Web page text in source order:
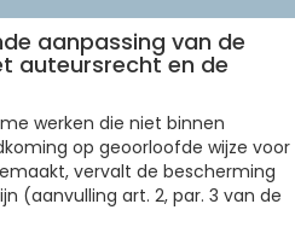
aanpassing van de
auteursrecht en de
werken die niet binnen
op geoorloofde wijze voor
vervalt de bescherming
(aanvulling art. 2, par. 3 van de